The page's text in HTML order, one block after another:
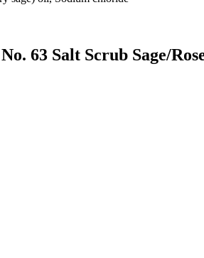
63 Salt Scrub Sage/